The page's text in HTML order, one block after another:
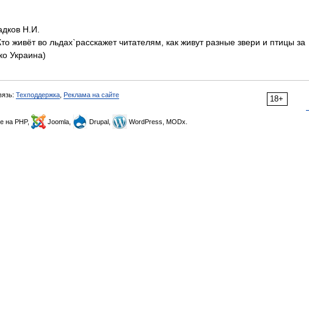
Н.И.
живёт во льдах`расскажет читателям, как живут разные звери и птицы за
Украина)
18+
Техподдержка Реклама на сайте
на PHP, Joomla, Drupal, WordPress, MODx.